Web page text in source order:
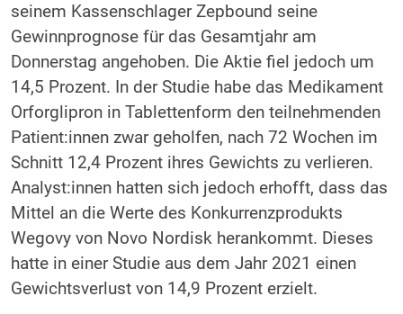
seinem Kassenschlager Zepbound seine
Gewinnprognose für das Gesamtjahr am
Donnerstag angehoben. Die Aktie fiel jedoch um
14,5 Prozent. In der Studie habe das Medikament
Orforglipron in Tablettenform den teilnehmenden
Patient:innen zwar geholfen, nach 72 Wochen im
Schnitt 12,4 Prozent ihres Gewichts zu verlieren.
Analyst:innen hatten sich jedoch erhofft, dass das
Mittel an die Werte des Konkurrenzprodukts
Wegovy von Novo Nordisk herankommt. Dieses
hatte in einer Studie aus dem Jahr 2021 einen
Gewichtsverlust von 14,9 Prozent erzielt.